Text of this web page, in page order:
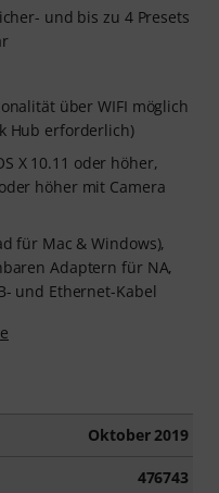
und bis zu 4 Presets
über WIFI möglich
Hub erforderlich)
X 10.11 oder höher,
höher mit Camera
für Mac & Windows),
Adaptern für NA,
und Ethernet-Kabel
Oktober 2019
476743